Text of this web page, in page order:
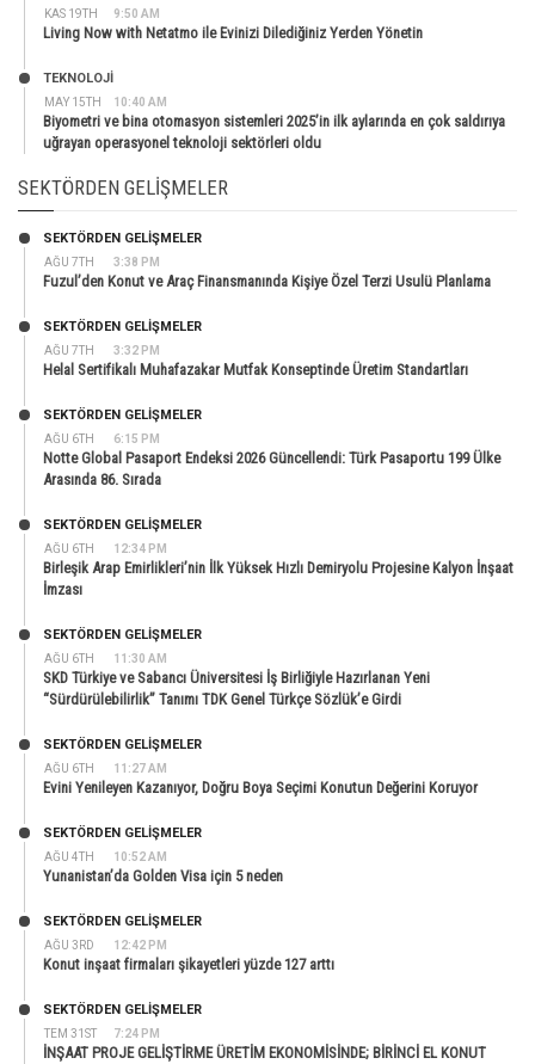
KAS 19TH 9:50 AM
Living Now with Netatmo ile Evinizi Dilediğiniz Yerden Yönetin
MAY 15TH 10:40 AM
TEKNOLOJİ
Biyometri ve bina otomasyon sistemleri 2025’in ilk aylarında en çok saldırıya
uğrayan operasyonel teknoloji sektörleri oldu
SEKTÖRDEN GELIŞMELER
AĞU 7TH 3:38 PM
SEKTÖRDEN GELIŞMELER
Fuzul’den Konut ve Araç Finansmanında Kişiye Özel Terzi Usulü Planlama
AĞU 7TH 3:32 PM
SEKTÖRDEN GELIŞMELER
Helal Sertifikalı Muhafazakar Mutfak Konseptinde Üretim Standartları
AĞU 6TH 6:15 PM
SEKTÖRDEN GELIŞMELER
Notte Global Pasaport Endeksi 2026 Güncellendi: Türk Pasaportu 199 Ülke
Arasında 86. Sırada
AĞU 6TH 12:34 PM
SEKTÖRDEN GELIŞMELER
Birleşik Arap Emirlikleri’nin İlk Yüksek Hızlı Demiryolu Projesine Kalyon İnşaat
İmzası
AĞU 6TH 11:30 AM
SEKTÖRDEN GELIŞMELER
SKD Türkiye ve Sabancı Üniversitesi İş Birliğiyle Hazırlanan Yeni
“Sürdürülebilirlik” Tanımı TDK Genel Türkçe Sözlük’e Girdi
AĞU 6TH 11:27 AM
SEKTÖRDEN GELIŞMELER
Evini Yenileyen Kazanıyor, Doğru Boya Seçimi Konutun Değerini Koruyor
AĞU 4TH 10:52 AM
SEKTÖRDEN GELIŞMELER
Yunanistan’da Golden Visa için 5 neden
AĞU 3RD 12:42 PM
SEKTÖRDEN GELIŞMELER
Konut inşaat firmaları şikayetleri yüzde 127 arttı
TEM 31ST 7:24 PM
SEKTÖRDEN GELIŞMELER
İNŞAAT PROJE GELİŞTİRME ÜRETİM EKONOMİSİNDE; BİRİNCİ EL KONUT